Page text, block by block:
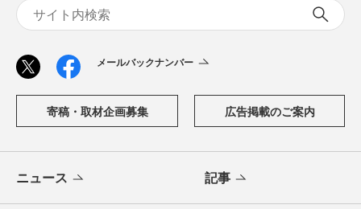
メールバックナンバー
寄稿・取材企画募集 広告掲載のご案内
ニュース 記事